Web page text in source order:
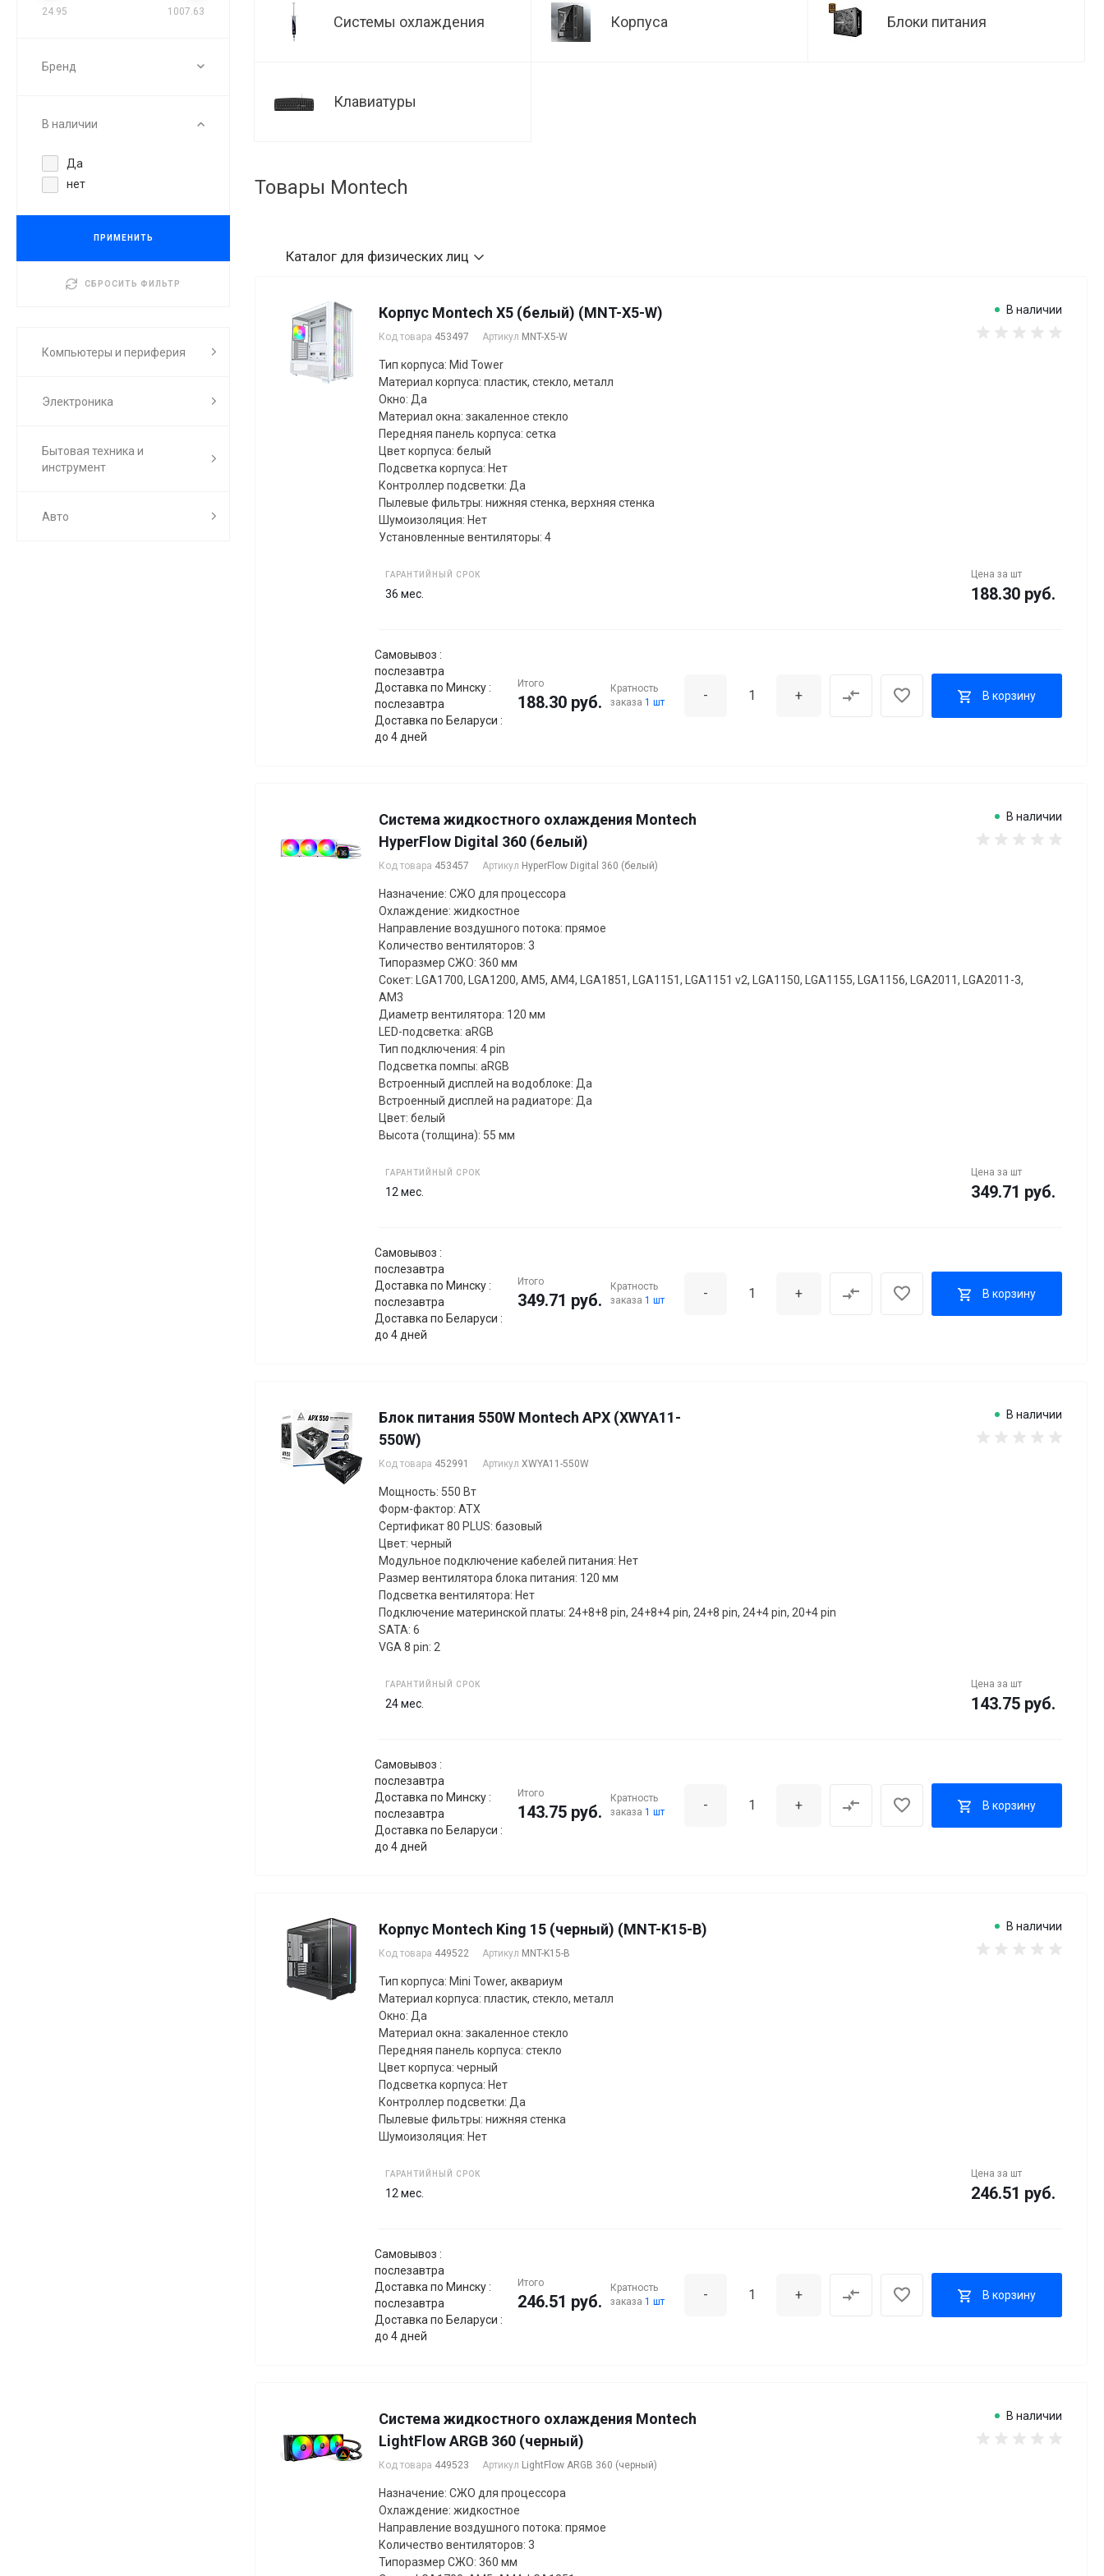
24.95 1007.63
Бренд
В наличии
Да
нет
ПРИМЕНИТЬ
СБРОСИТЬ ФИЛЬТР
Компьютеры и периферия
Электроника
Бытовая техника и
инструмент
Авто
Системы охлаждения Корпуса Блоки питания
Клавиатуры
Товары Montech
Каталог для физических лиц
Корпус Montech X5 (белый) (MNT-X5-W)
Код товара 453497 Артикул MNT-X5-W
В наличии
Тип корпуса: Mid Tower
Материал корпуса: пластик, стекло, металл
Окно: Да
Материал окна: закаленное стекло
Передняя панель корпуса: сетка
Цвет корпуса: белый
Подсветка корпуса: Нет
Контроллер подсветки: Да
Пылевые фильтры: нижняя стенка, верхняя стенка
Шумоизоляция: Нет
Установленные вентиляторы: 4
ГАРАНТИЙНЫЙ СРОК
36 мес.
Цена за шт
188.30 руб.
Самовывоз :
послезавтра
Доставка по Минску :
послезавтра
Доставка по Беларуси :
до 4 дней
Итого
188.30 руб.
Кратность
заказа 1 шт - + В корзину
Система жидкостного охлаждения Montech
HyperFlow Digital 360 (белый)
Код товара 453457 Артикул HyperFlow Digital 360 (белый)
В наличии
Назначение: СЖО для процессора
Охлаждение: жидкостное
Направление воздушного потока: прямое
Количество вентиляторов: 3
Типоразмер СЖО: 360 мм
Сокет: LGA1700, LGA1200, AM5, AM4, LGA1851, LGA1151, LGA1151 v2, LGA1150, LGA1155, LGA1156, LGA2011, LGA2011-3,
AM3
Диаметр вентилятора: 120 мм
LED-подсветка: aRGB
Тип подключения: 4 pin
Подсветка помпы: aRGB
Встроенный дисплей на водоблоке: Да
Встроенный дисплей на радиаторе: Да
Цвет: белый
Высота (толщина): 55 мм
ГАРАНТИЙНЫЙ СРОК
12 мес.
Цена за шт
349.71 руб.
Самовывоз :
послезавтра
Доставка по Минску :
послезавтра
Доставка по Беларуси :
до 4 дней
Итого
349.71 руб.
Кратность
заказа 1 шт - + В корзину
Блок питания 550W Montech APX (XWYA11-
550W)
Код товара 452991 Артикул XWYA11-550W
В наличии
Мощность: 550 Вт
Форм-фактор: ATX
Сертификат 80 PLUS: базовый
Цвет: черный
Модульное подключение кабелей питания: Нет
Размер вентилятора блока питания: 120 мм
Подсветка вентилятора: Нет
Подключение материнской платы: 24+8+8 pin, 24+8+4 pin, 24+8 pin, 24+4 pin, 20+4 pin
SATA: 6
VGA 8 pin: 2
ГАРАНТИЙНЫЙ СРОК
24 мес.
Цена за шт
143.75 руб.
Самовывоз :
послезавтра
Доставка по Минску :
послезавтра
Доставка по Беларуси :
до 4 дней
Итого
143.75 руб.
Кратность
заказа 1 шт - + В корзину
Корпус Montech King 15 (черный) (MNT-K15-B)
Код товара 449522 Артикул MNT-K15-B
В наличии
Тип корпуса: Mini Tower, аквариум
Материал корпуса: пластик, стекло, металл
Окно: Да
Материал окна: закаленное стекло
Передняя панель корпуса: стекло
Цвет корпуса: черный
Подсветка корпуса: Нет
Контроллер подсветки: Да
Пылевые фильтры: нижняя стенка
Шумоизоляция: Нет
ГАРАНТИЙНЫЙ СРОК
12 мес.
Цена за шт
246.51 руб.
Самовывоз :
послезавтра
Доставка по Минску :
послезавтра
Доставка по Беларуси :
до 4 дней
Итого
246.51 руб.
Кратность
заказа 1 шт - + В корзину
Система жидкостного охлаждения Montech
LightFlow ARGB 360 (черный)
Код товара 449523 Артикул LightFlow ARGB 360 (черный)
В наличии
Назначение: СЖО для процессора
Охлаждение: жидкостное
Направление воздушного потока: прямое
Количество вентиляторов: 3
Типоразмер СЖО: 360 мм